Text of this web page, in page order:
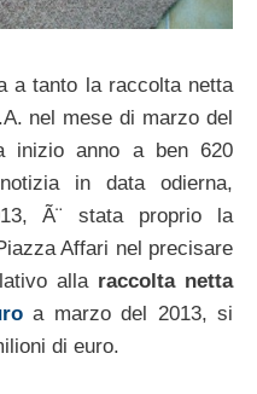
a tanto la raccolta netta
nel mese di marzo del
inizio anno a ben 620
in data odierna,
Ã¨ stata proprio la
Affari nel precisare
alla raccolta netta
a marzo del 2013, si
di euro.